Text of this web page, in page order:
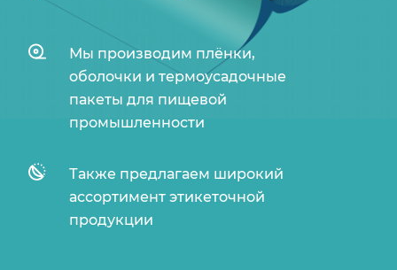
Мы производим плёнки,
оболочки и термоусадочные
пакеты для пищевой
промышленности
Также предлагаем широкий
ассортимент этикеточной
продукции